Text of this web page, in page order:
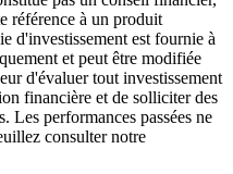
référence à un produit
d'investissement est fournie à
et peut être modifiée
d'évaluer tout investissement
financière et de solliciter des
Les performances passées ne
consulter notre